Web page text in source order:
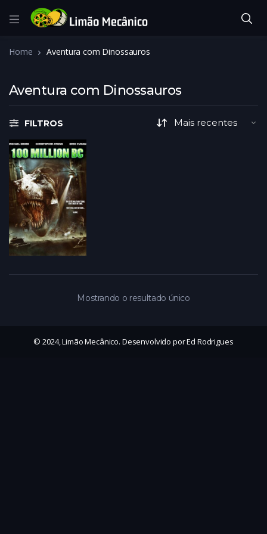
Home Aventura com Dinossauros
Aventura com Dinossauros
FILTROS
Mostrando o resultado único
© 2024, Limão Mecânico. Desenvolvido por Ed Rodrigues